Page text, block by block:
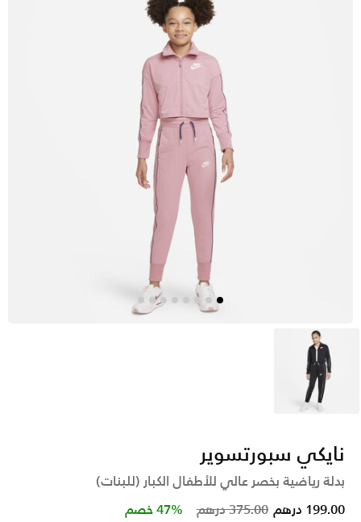
أسود
نايكي سبورتسوير
بدلة رياضية بخصر عالي للأطفال الكبار (للبنات)
Price reduced from
375.00 درهم to 199.00 درهم 47% خصم